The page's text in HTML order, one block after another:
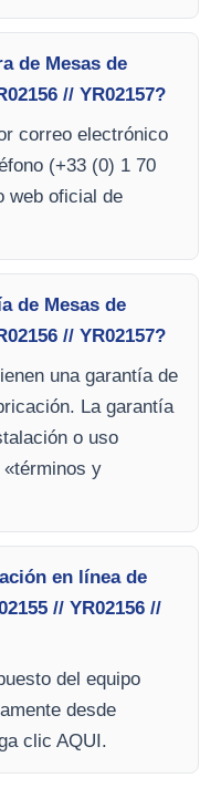
de Mesas de
// YR02157?
correo electrónico
(+33 (0) 1 70
web oficial de
de Mesas de
// YR02157?
una garantía de
La garantía
o uso
«términos y
en línea de
// YR02156 //
del equipo
desde
clic AQUI.